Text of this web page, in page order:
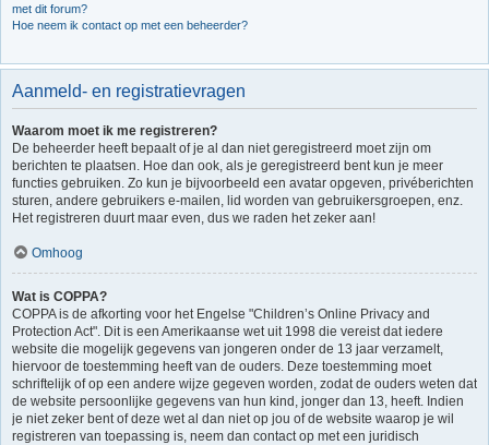
met dit forum?
Hoe neem ik contact op met een beheerder?
Aanmeld- en registratievragen
Waarom moet ik me registreren?
De beheerder heeft bepaalt of je al dan niet geregistreerd moet zijn om
berichten te plaatsen. Hoe dan ook, als je geregistreerd bent kun je meer
functies gebruiken. Zo kun je bijvoorbeeld een avatar opgeven, privéberichten
sturen, andere gebruikers e-mailen, lid worden van gebruikersgroepen, enz.
Het registreren duurt maar even, dus we raden het zeker aan!
Omhoog
Wat is COPPA?
COPPA is de afkorting voor het Engelse "Children’s Online Privacy and
Protection Act". Dit is een Amerikaanse wet uit 1998 die vereist dat iedere
website die mogelijk gegevens van jongeren onder de 13 jaar verzamelt,
hiervoor de toestemming heeft van de ouders. Deze toestemming moet
schriftelijk of op een andere wijze gegeven worden, zodat de ouders weten dat
de website persoonlijke gegevens van hun kind, jonger dan 13, heeft. Indien
je niet zeker bent of deze wet al dan niet op jou of de website waarop je wil
registreren van toepassing is, neem dan contact op met een juridisch